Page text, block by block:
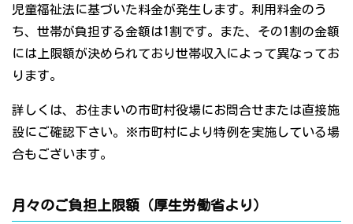
児童福祉法に基づいた料金が発生します。利用料金のう
ち、世帯が負担する金額は1割です。また、その1割の金額
には上限額が決められており世帯収入によって異なってお
ります。
詳しくは、お住まいの市町村役場にお問合せまたは直接施
設にご確認下さい。※市町村により特例を実施している場
合もございます。
月々のご負担上限額（厚生労働省より）